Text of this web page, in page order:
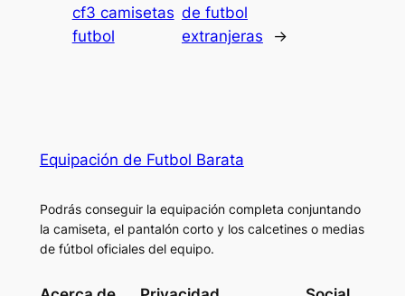
cf3 camisetas
futbol
de futbol
extranjeras
→
Equipación de Futbol Barata
Podrás conseguir la equipación completa conjuntando
la camiseta, el pantalón corto y los calcetines o medias
de fútbol oficiales del equipo.